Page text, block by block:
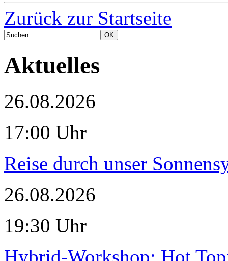
Zurück zur Startseite
Aktuelles
26.08.2026
17:00 Uhr
Reise durch unser
26.08.2026
19:30 Uhr